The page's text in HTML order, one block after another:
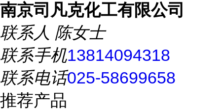
南京司凡克化工有限公司
联系人 陈女士
联系手机13814094318
联系电话025-58699658
推荐产品